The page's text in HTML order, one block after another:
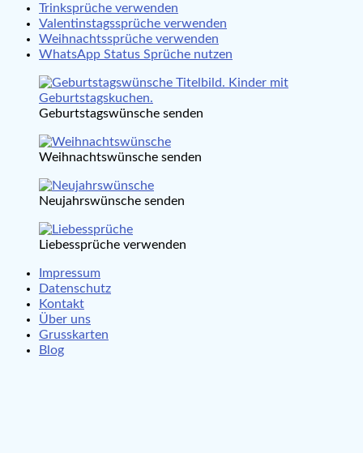
Trinksprüche verwenden
Valentinstagssprüche verwenden
Weihnachtssprüche verwenden
WhatsApp Status Sprüche nutzen
Geburtstagswünsche senden
Weihnachtswünsche senden
Neujahrswünsche senden
Liebessprüche verwenden
Impressum
Datenschutz
Kontakt
Über uns
Grusskarten
Blog